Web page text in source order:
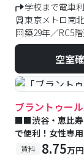
学校まで電車
東京メトロ南
築29年／RC5
空室
#女性優先フロ
ブラントゥー
■■渋谷・恵比
で便利！女性専
賃料 8.75万円